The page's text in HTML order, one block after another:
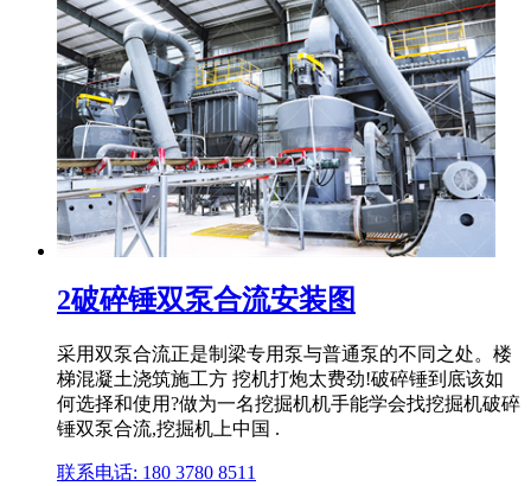
2破碎锤双泵合流安装图
采用双泵合流正是制梁专用泵与普通泵的不同之处。楼
梯混凝土浇筑施工方 挖机打炮太费劲!破碎锤到底该如
何选择和使用?做为一名挖掘机机手能学会找挖掘机破碎
锤双泵合流,挖掘机上中国 .
联系电话: 180 3780 8511